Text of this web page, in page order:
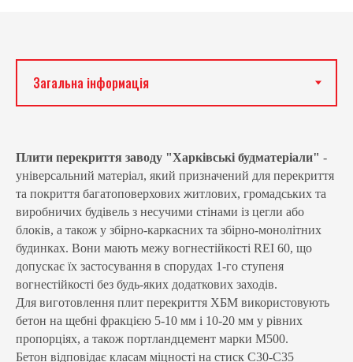
Плити перекриття заводу "Харківські будматеріали" -
універсальний матеріал, який призначений для перекриття
та покриття багатоповерхових житлових, громадських та
виробничих будівель з несучими стінами із цегли або
блоків, а також у збірно-каркасних та збірно-монолітних
будинках. Вони мають межу вогнестійкості REI 60, що
допускає їх застосування в спорудах 1-го ступеня
вогнестійкості без будь-яких додаткових заходів.
Для виготовлення плит перекриття ХБМ використовують
бетон на щебні фракцією 5-10 мм і 10-20 мм у рівних
пропорціях, а також портландцемент марки М500.
Бетон відповідає класам міцності на стиск С30-С35